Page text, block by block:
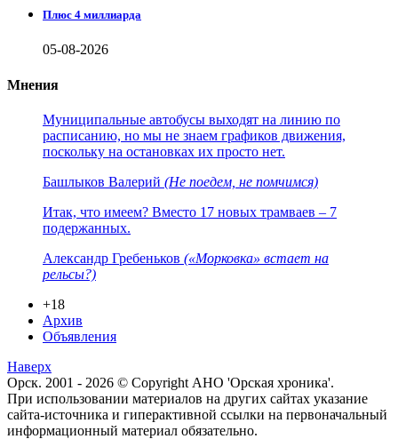
Плюс 4 миллиарда
05-08-2026
Мнения
Муниципальные автобусы выходят на линию по
расписанию, но мы не знаем графиков движения,
поскольку на остановках их просто нет.
Башлыков Валерий (Не поедем, не помчимся)
Итак, что имеем? Вместо 17 новых трамваев – 7
подержанных.
Александр Гребеньков («Морковка» встает на
рельсы?)
+18
Архив
Объявления
Наверх
Орск. 2001 - 2026 © Copyright АНО 'Орская хроника'.
При использовании материалов на других сайтах указание
сайта-источника и гиперактивной ссылки на первоначальный
информационный материал обязательно.